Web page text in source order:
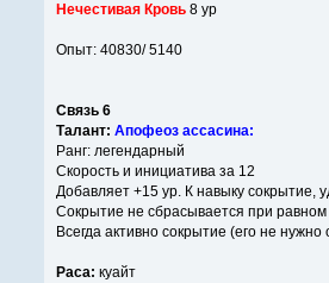
Нечестивая Кровь 8 ур
Опыт: 40830/ 5140
Связь 6
Талант: Апофеоз ассасина:
Ранг: легендарный
Скорость и инициатива за 12
Добавляет +15 ур. К навыку сокрытие,
Сокрытие не сбрасывается при
Всегда активно сокрытие (его не нужно
Раса: куайт